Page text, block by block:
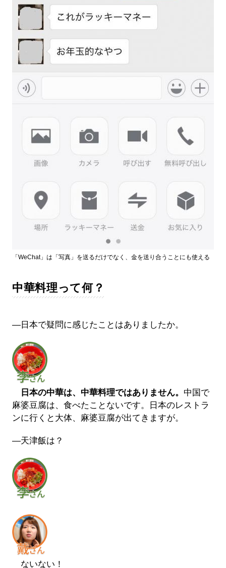
「WeChat」は「写真」を送るだけでなく、金を送り合うことにも使える
中華料理って何？
―日本で疑問に感じたことはありましたか。
日本の中華は、中華料理ではありません。 中国で
麻婆豆腐は、食べたことないです。日本のレストラ
ンに行くと大体、麻婆豆腐が出てきますが。
―天津飯は？
ないない！